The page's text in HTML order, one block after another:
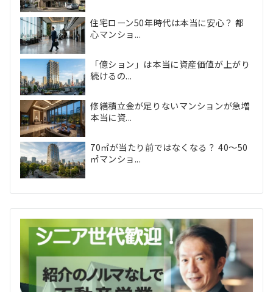
住宅ローン50年時代は本当に安心？ 都
心マンショ...
「億ション」は本当に資産価値が上がり
続けるの...
修繕積立金が足りないマンションが急増
本当に資...
70㎡が当たり前ではなくなる？ 40〜50
㎡マンショ...